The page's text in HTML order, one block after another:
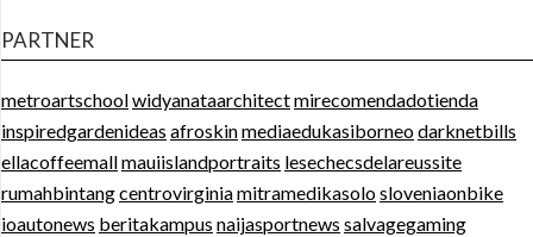
PARTNER
metroartschoolwidyanataarchitectmirecomendadotienda
inspiredgardenideas afroskinmediaedukasiborneodarknetbills
ellacoffeemallmauiislandportraits lesechecsdelareussite
rumahbintangcentrovirginiamitramedikasolosloveniaonbike
ioautonews beritakampus naijasportnews salvagegaming